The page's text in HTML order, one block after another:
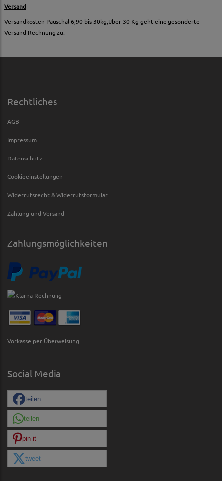
Versand
Versandkosten Pauschal 6,90 bis 30kg,Über 30 Kg geht eine gesonderte
Versand Rechnung zu.
Rechtliches
AGB
Impressum
Datenschutz
Cookieeinstellungen
Widerrufsrecht & Widerrufsformular
Zahlung und Versand
Zahlungsmöglichkeiten
Vorkasse per Überweisung
Social Media
teilen
teilen
pin it
tweet